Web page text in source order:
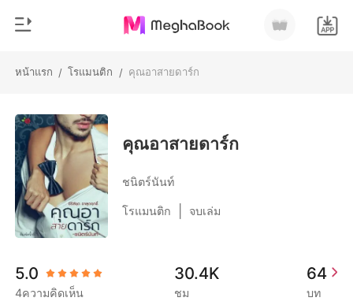
หน้าแรก / โรแมนติก / คุณอาสายดาร์ก
เติมเงิน
ประวัติการอ่าน
ออกจากระบบ
ดาวน์โหลดแอป
หมวดหมู่
สมัยใหม่
ประวัติศาสตร์
โรแมนติก
มหาเศรษฐี
คุณอาสายดาร์ก
ชนิตร์นันท์
โรแมนติก จบเล่ม
5.0
4ความคิดเห็น
30.4K
ชม
64
บท